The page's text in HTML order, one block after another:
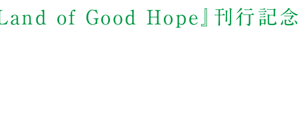
of Good Hope』刊行記念